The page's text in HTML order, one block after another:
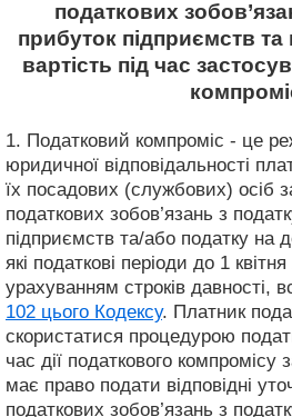
податкових
прибуток підприємств
вартість під час
1. Податковий компроміс - це
юридичної відповідальності
їх посадових (службових) осіб
податкових зобов’язань з
підприємств та/або податку на
які податкові періоди до 1
урахуванням строків давності,
102 цього Кодексу. Платник
скористатися процедурою
час дії податкового компромісу
має право подати відповідні
податкових зобов’язань з